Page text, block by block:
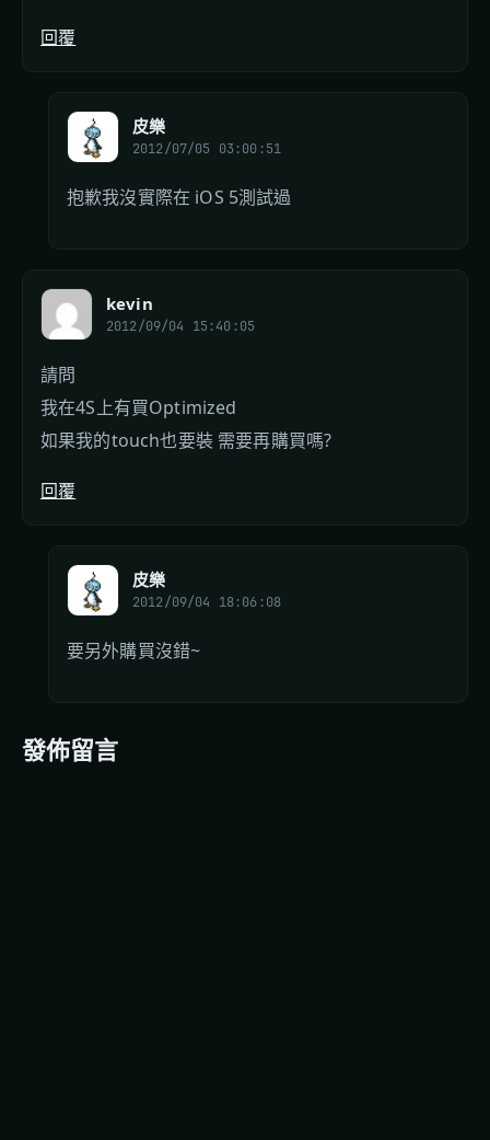
回覆
皮樂
2012/07/05 03:00:51
抱歉我沒實際在 iOS 5測試過
kevin
2012/09/04 15:40:05
請問
我在4S上有買Optimized
如果我的touch也要裝 需要再購買嗎?
回覆
皮樂
2012/09/04 18:06:08
要另外購買沒錯~
發佈留言